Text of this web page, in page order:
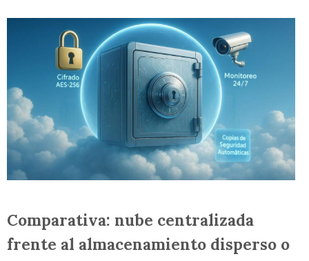
Comparativa: nube centralizada
frente al almacenamiento disperso o